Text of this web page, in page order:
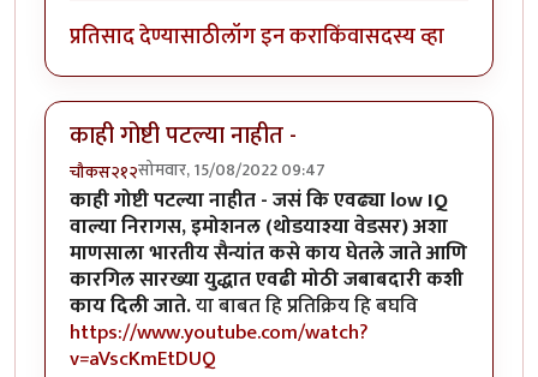
प्रतिसाद देण्यासाठीलॉग इन कराकिंवासदस्य व्हा
काही गोष्टी पटल्या नाहीत -
चौकस२१२सोमवार, 15/08/2022 09:47
काही गोष्टी पटल्या नाहीत - जसं कि एवढ्या low IQ
वाल्या निरागस, इमोशनल (थोडयाश्या वेडसर) अशा
माणसाला भारतीय सैन्यांत कसे काय घेतले जाते आणि
कारगिल सारख्या युद्धात एवढी मोठी जबाबदारी कशी
काय दिली जाते.या बाबत हि प्रतिक्रिय हि बघवि
https://www.youtube.com/watch?
v=aVscKmEtDUQ